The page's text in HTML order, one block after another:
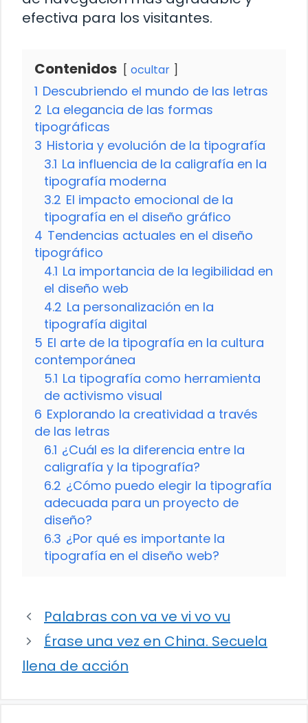
efectiva para los visitantes.
Contenidos ocultar
1 Descubriendo el mundo de las letras
2 La elegancia de las formas
tipográficas
3 Historia y evolución de la tipografía
3.1 La influencia de la caligrafía en la
tipografía moderna
3.2 El impacto emocional de la
tipografía en el diseño gráfico
4 Tendencias actuales en el diseño
tipográfico
4.1 La importancia de la legibilidad en
el diseño web
4.2 La personalización en la
tipografía digital
5 El arte de la tipografía en la cultura
contemporánea
5.1 La tipografía como herramienta
de activismo visual
6 Explorando la creatividad a través
de las letras
6.1 ¿Cuál es la diferencia entre la
caligrafía y la tipografía?
6.2 ¿Cómo puedo elegir la tipografía
adecuada para un proyecto de
diseño?
6.3 ¿Por qué es importante la
tipografía en el diseño web?
Palabras con va ve vi vo vu
Érase una vez en China. Secuela
llena de acción